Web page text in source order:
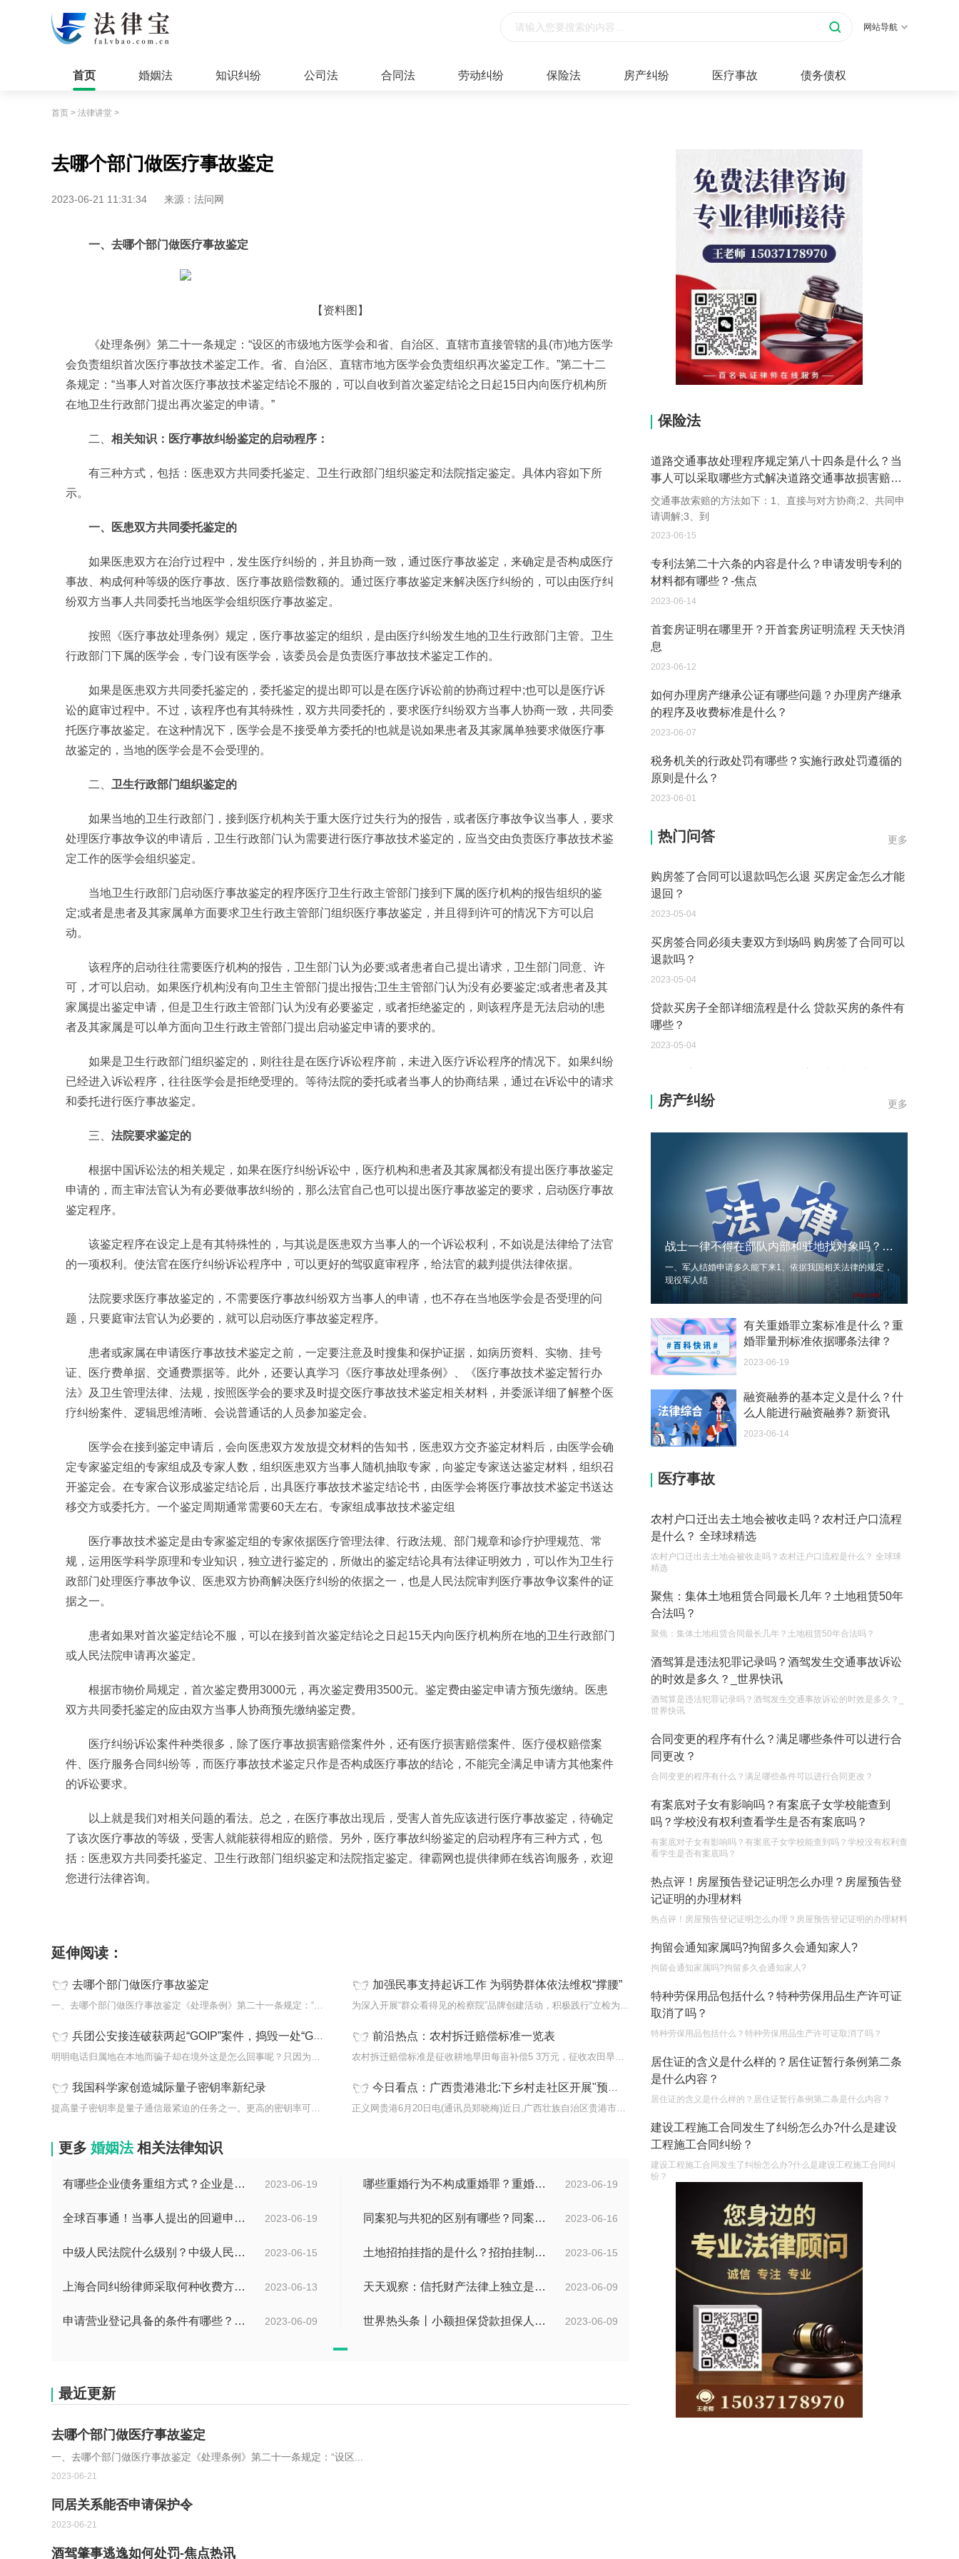
网站导航
首页 婚姻法 知识纠纷 公司法 合同法 劳动纠纷 保险法 房产纠纷 医疗事故 债务债权
首页 > 法律讲堂 >
去哪个部门做医疗事故鉴定
2023-06-21 11:31:34 来源：法问网
一、去哪个部门做医疗事故鉴定
【资料图】
《处理条例》第二十一条规定：“设区的市级地方医学会和省、自治区、直辖市直接管辖的县(市)地方医学
会负责组织首次医疗事故技术鉴定工作。省、自治区、直辖市地方医学会负责组织再次鉴定工作。”第二十二
条规定：“当事人对首次医疗事故技术鉴定结论不服的，可以自收到首次鉴定结论之日起15日内向医疗机构所
在地卫生行政部门提出再次鉴定的申请。”
二、 相关知识：医疗事故纠纷鉴定的启动程序：
有三种方式，包括：医患双方共同委托鉴定、卫生行政部门组织鉴定和法院指定鉴定。具体内容如下所
示。
一、医患双方共同委托鉴定的
如果医患双方在治疗过程中，发生医疗纠纷的，并且协商一致，通过医疗事故鉴定，来确定是否构成医疗
事故、构成何种等级的医疗事故、医疗事故赔偿数额的。通过医疗事故鉴定来解决医疗纠纷的，可以由医疗纠
纷双方当事人共同委托当地医学会组织医疗事故鉴定。
按照《医疗事故处理条例》规定，医疗事故鉴定的组织，是由医疗纠纷发生地的卫生行政部门主管。卫生
行政部门下属的医学会，专门设有医学会，该委员会是负责医疗事故技术鉴定工作的。
如果是医患双方共同委托鉴定的，委托鉴定的提出即可以是在医疗诉讼前的协商过程中;也可以是医疗诉
讼的庭审过程中。不过，该程序也有其特殊性，双方共同委托的，要求医疗纠纷双方当事人协商一致，共同委
托医疗事故鉴定。在这种情况下，医学会是不接受单方委托的!也就是说如果患者及其家属单独要求做医疗事
故鉴定的，当地的医学会是不会受理的。
二、 卫生行政部门组织鉴定的
如果当地的卫生行政部门，接到医疗机构关于重大医疗过失行为的报告，或者医疗事故争议当事人，要求
处理医疗事故争议的申请后，卫生行政部门认为需要进行医疗事故技术鉴定的，应当交由负责医疗事故技术鉴
定工作的医学会组织鉴定。
当地卫生行政部门启动医疗事故鉴定的程序医疗卫生行政主管部门接到下属的医疗机构的报告组织的鉴
定;或者是患者及其家属单方面要求卫生行政主管部门组织医疗事故鉴定，并且得到许可的情况下方可以启
动。
该程序的启动往往需要医疗机构的报告，卫生部门认为必要;或者患者自己提出请求，卫生部门同意、许
可，才可以启动。如果医疗机构没有向卫生主管部门提出报告;卫生主管部门认为没有必要鉴定;或者患者及其
家属提出鉴定申请，但是卫生行政主管部门认为没有必要鉴定，或者拒绝鉴定的，则该程序是无法启动的!患
者及其家属是可以单方面向卫生行政主管部门提出启动鉴定申请的要求的。
如果是卫生行政部门组织鉴定的，则往往是在医疗诉讼程序前，未进入医疗诉讼程序的情况下。如果纠纷
已经进入诉讼程序，往往医学会是拒绝受理的。等待法院的委托或者当事人的协商结果，通过在诉讼中的请求
和委托进行医疗事故鉴定。
三、 法院要求鉴定的
根据中国诉讼法的相关规定，如果在医疗纠纷诉讼中，医疗机构和患者及其家属都没有提出医疗事故鉴定
申请的，而主审法官认为有必要做事故纠纷的，那么法官自己也可以提出医疗事故鉴定的要求，启动医疗事故
鉴定程序。
该鉴定程序在设定上是有其特殊性的，与其说是医患双方当事人的一个诉讼权利，不如说是法律给了法官
的一项权利。使法官在医疗纠纷诉讼程序中，可以更好的驾驭庭审程序，给法官的裁判提供法律依据。
法院要求医疗事故鉴定的，不需要医疗事故纠纷双方当事人的申请，也不存在当地医学会是否受理的问
题，只要庭审法官认为必要的，就可以启动医疗事故鉴定程序。
患者或家属在申请医疗事故技术鉴定之前，一定要注意及时搜集和保护证据，如病历资料、实物、挂号
证、医疗费单据、交通费票据等。此外，还要认真学习《医疗事故处理条例》、《医疗事故技术鉴定暂行办
法》及卫生管理法律、法规，按照医学会的要求及时提交医疗事故技术鉴定相关材料，并委派详细了解整个医
疗纠纷案件、逻辑思维清晰、会说普通话的人员参加鉴定会。
医学会在接到鉴定申请后，会向医患双方发放提交材料的告知书，医患双方交齐鉴定材料后，由医学会确
定专家鉴定组的专家组成及专家人数，组织医患双方当事人随机抽取专家，向鉴定专家送达鉴定材料，组织召
开鉴定会。在专家合议形成鉴定结论后，出具医疗事故技术鉴定结论书，由医学会将医疗事故技术鉴定书送达
移交方或委托方。一个鉴定周期通常需要60天左右。专家组成事故技术鉴定组
医疗事故技术鉴定是由专家鉴定组的专家依据医疗管理法律、行政法规、部门规章和诊疗护理规范、常
规，运用医学科学原理和专业知识，独立进行鉴定的，所做出的鉴定结论具有法律证明效力，可以作为卫生行
政部门处理医疗事故争议、医患双方协商解决医疗纠纷的依据之一，也是人民法院审判医疗事故争议案件的证
据之一。
患者如果对首次鉴定结论不服，可以在接到首次鉴定结论之日起15天内向医疗机构所在地的卫生行政部门
或人民法院申请再次鉴定。
根据市物价局规定，首次鉴定费用3000元，再次鉴定费用3500元。鉴定费由鉴定申请方预先缴纳。医患
双方共同委托鉴定的应由双方当事人协商预先缴纳鉴定费。
医疗纠纷诉讼案件种类很多，除了医疗事故损害赔偿案件外，还有医疗损害赔偿案件、医疗侵权赔偿案
件、医疗服务合同纠纷等，而医疗事故技术鉴定只作是否构成医疗事故的结论，不能完全满足申请方其他案件
的诉讼要求。
以上就是我们对相关问题的看法。总之，在医疗事故出现后，受害人首先应该进行医疗事故鉴定，待确定
了该次医疗事故的等级，受害人就能获得相应的赔偿。另外，医疗事故纠纷鉴定的启动程序有三种方式，包
括：医患双方共同委托鉴定、卫生行政部门组织鉴定和法院指定鉴定。律霸网也提供律师在线咨询服务，欢迎
您进行法律咨询。
延伸阅读：
去哪个部门做医疗事故鉴定
一、去哪个部门做医疗事故鉴定《处理条例》第二十一条规定：“设区...
加强民事支持起诉工作 为弱势群体依法维权“撑腰”
为深入开展“群众看得见的检察院”品牌创建活动，积极践行“立检为...
兵团公安接连破获两起“GOIP”案件，捣毁一处“GOIP”5人落网！
明明电话归属地在本地而骗子却在境外这是怎么回事呢？只因为存在这样一
前沿热点：农村拆迁赔偿标准一览表
农村拆迁赔偿标准是征收耕地旱田每亩补偿5 3万元，征收农田旱田每亩补
我国科学家创造城际量子密钥率新纪录
提高量子密钥率是量子通信最紧迫的任务之一。更高的密钥率可实现更频繁
今日看点：广西贵港港北:下乡村走社区开展"预防养老诈骗"普法宣传活动
正义网贵港6月20日电(通讯员郑晓梅)近日,广西壮族自治区贵港市港北区检
更多 婚姻法 相关法律知识
2023-06-19
有哪些企业债务重组方式？企业是否可以债务重组？ 2023-06-19
哪些重婚行为不构成重婚罪？重婚罪是一种什么表现？
2023-06-19
全球百事通！当事人提出的回避申请多久之内有回复？如何收集交通事故中证据？ 2023-06-16
同案犯与共犯的区别有哪些？同案犯为什么需要另案处理？
2023-06-15
中级人民法院什么级别？中级人民法院管辖范围_焦点速讯 2023-06-15
土地招拍挂指的是什么？招拍挂制度是什么？
2023-06-13
上海合同纠纷律师采取何种收费方式？经济纠纷律师采取何种收费方式？ 2023-06-09
天天观察：信托财产法律上独立是如何理解的？财产权信托的优点有什么？
2023-06-09
申请营业登记具备的条件有哪些？注册公司需要准备哪些材料？ 2023-06-09
世界热头条丨小额担保贷款担保人有什么责任？保证合同应当有哪些内容？
最近更新
去哪个部门做医疗事故鉴定
一、去哪个部门做医疗事故鉴定《处理条例》第二十一条规定：“设区...
2023-06-21
同居关系能否申请保护令
2023-06-21
酒驾肇事逃逸如何处罚-焦点热讯
保险法
道路交通事故处理程序规定第八十四条是什么？当
事人可以采取哪些方式解决道路交通事故损害赔偿
争议？
交通事故索赔的方法如下：1、直接与对方协商;2、共同申
请调解;3、到
2023-06-15
专利法第二十六条的内容是什么？申请发明专利的
材料都有哪些？-焦点
2023-06-14
首套房证明在哪里开？开首套房证明流程 天天快消
息
2023-06-12
如何办理房产继承公证有哪些问题？办理房产继承
的程序及收费标准是什么？
2023-06-07
税务机关的行政处罚有哪些？实施行政处罚遵循的
原则是什么？
2023-06-01
更多
热门问答
么才能退回方法有哪些？
购房签了合同可以退款吗怎么退 买房定金怎么才能
退回？
2023-05-04
买房签合同必须夫妻双方到场吗 购房签了合同可以
退款吗？
2023-05-04
贷款买房子全部详细流程是什么 贷款买房的条件有
哪些？
2023-05-04
账？
2023-05-04
贷款买房的程序是什么 贷款买房的条件有哪些？
买房还不上贷款可以退房吗 贷款买房的程序是什
么？
个体营业执照注销要交税吗 营业执照下来的当月就
要申报纳税吗？
2023-05-04
滞纳金吗？
2023-05-04
税务滞纳金一般是怎么计算 个人所得税有滞纳金
2023-05-04
税款滞纳金所得税可以扣除吗 税务滞纳金如何计
算？
2023-05-04
2023-05-04
不还贷款房子会被拍卖吗现在 房屋贷款还不起的诉
2023-05-04
房屋有贷款可以出卖吗条件有哪些 房屋贷款还不起
的诉讼时效是多久？
2023-05-04
不还贷款房子会被拍卖吗 房屋有贷款可以出卖吗？
2023-05-04
更多
房产纠纷
战士一律不得在部队内部和驻地找对象吗？现役军人不能和哪些人结婚？ 全球快消息
一、军人结婚申请多久能下来1、依据我国相关法律的规定，
现役军人结
有关重婚罪立案标准是什么？重
婚罪量刑标准依据哪条法律？
2023-06-19
融资融券的基本定义是什么？什
么人能进行融资融券? 新资讯
2023-06-14
医疗事故
农村户口迁出去土地会被收走吗？农村迁户口流程
是什么？ 全球球精选
农村户口迁出去土地会被收走吗？农村迁户口流程是什么？ 全球球
精选
聚焦：集体土地租赁合同最长几年？土地租赁50年
合法吗？
聚焦：集体土地租赁合同最长几年？土地租赁50年合法吗？
酒驾算是违法犯罪记录吗？酒驾发生交通事故诉讼
的时效是多久？_世界快讯
酒驾算是违法犯罪记录吗？酒驾发生交通事故诉讼的时效是多久？_
世界快讯
合同变更的程序有什么？满足哪些条件可以进行合
同更改？
合同变更的程序有什么？满足哪些条件可以进行合同更改？
有案底对子女有影响吗？有案底子女学校能查到
吗？学校没有权利查看学生是否有案底吗？
有案底对子女有影响吗？有案底子女学校能查到吗？学校没有权利查
看学生是否有案底吗？
热点评！房屋预告登记证明怎么办理？房屋预告登
记证明的办理材料
热点评！房屋预告登记证明怎么办理？房屋预告登记证明的办理材料
拘留会通知家属吗?拘留多久会通知家人?
拘留会通知家属吗?拘留多久会通知家人?
特种劳保用品包括什么？特种劳保用品生产许可证
取消了吗？
特种劳保用品包括什么？特种劳保用品生产许可证取消了吗？
居住证的含义是什么样的？居住证暂行条例第二条
是什么内容？
居住证的含义是什么样的？居住证暂行条例第二条是什么内容？
建设工程施工合同发生了纠纷怎么办?什么是建设
工程施工合同纠纷？
建设工程施工合同发生了纠纷怎么办?什么是建设工程施工合同纠
纷？